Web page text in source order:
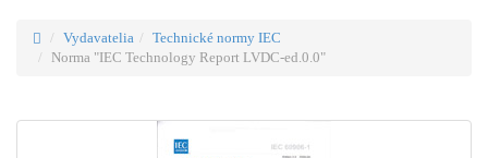
Vydavatelia
Technické normy IEC
Norma "IEC Technology Report LVDC-ed.0.0"